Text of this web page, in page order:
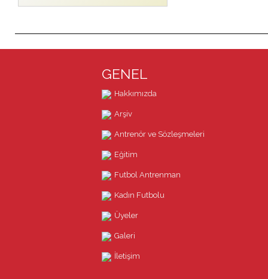
GENEL
Hakkımızda
Arşiv
Antrenör ve Sözleşmeleri
Eğitim
Futbol Antrenman
Kadın Futbolu
Üyeler
Galeri
İletişim